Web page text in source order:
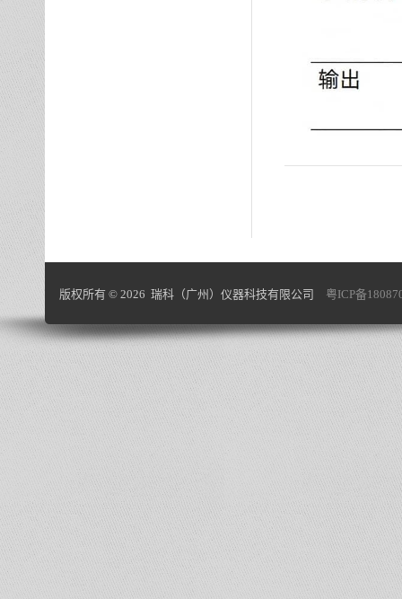
版权所有 © 2026 瑞科（广州）仪器科技有限公司 粤ICP备